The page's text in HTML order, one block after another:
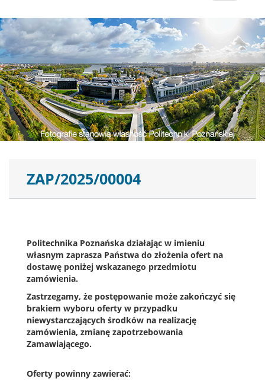
navigation
ZAP/2025/00004
Politechnika Poznańska działając w imieniu
własnym zaprasza Państwa do złożenia ofert na
dostawę poniżej wskazanego przedmiotu
zamówienia.
Zastrzegamy, że postępowanie może zakończyć się
brakiem wyboru oferty w przypadku
niewystarczających środków na realizację
zamówienia, zmianę zapotrzebowania
Zamawiającego.
Oferty powinny zawierać: